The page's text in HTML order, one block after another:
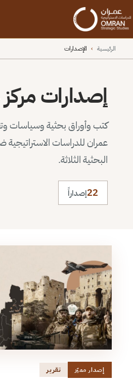
الرئيسية › الإصدارات
إصدارات
كتب وأوراق بحثية وسياسات
عمران للدراسات
البحثية الثلاثة.
22إصداراً
إصدار مميّز تقرير